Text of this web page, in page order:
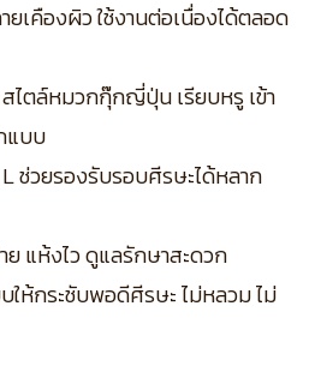
ยเคืองผิว ใช้งานต่อเนื่องได้ตลอด
ไตล์หมวกกุ๊กญี่ปุ่น เรียบหรู เข้า
แบบ
ช่วยรองรับรอบศีรษะได้หลาก
ย แห้งไว ดูแลรักษาสะดวก
ห้กระชับพอดีศีรษะ ไม่หลวม ไม่